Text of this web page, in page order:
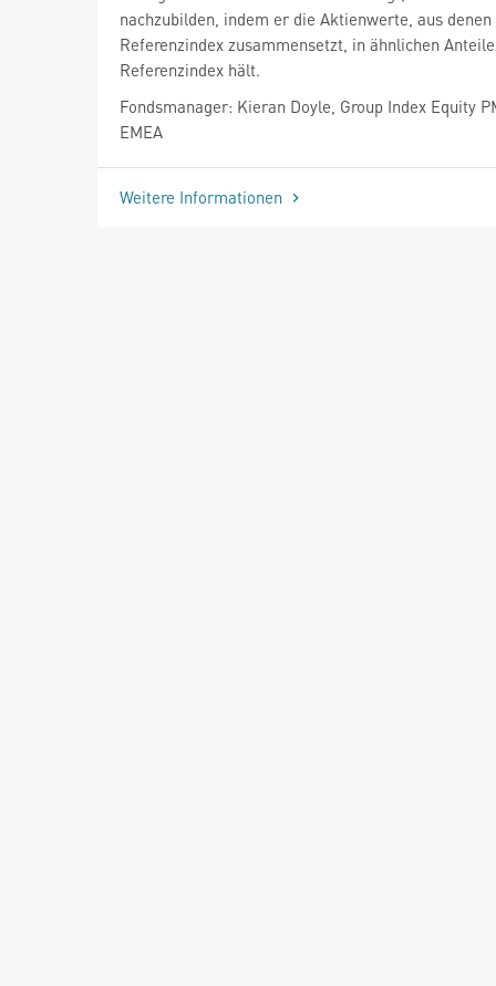
nachzubilden, indem er die Aktienwerte, aus
Referenzindex zusammensetzt, in ähnlichen
Referenzindex hält.
Fondsmanager: Kieran Doyle, Group Index Equity
EMEA
Weitere Informationen